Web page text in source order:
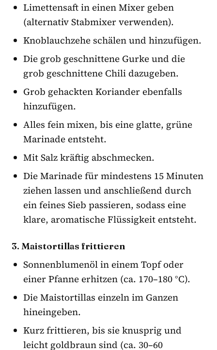
Limettensaft in einen Mixer geben
(alternativ Stabmixer verwenden).
Knoblauchzehe schälen und hinzufügen.
Die grob geschnittene Gurke und die
grob geschnittene Chili dazugeben.
Grob gehackten Koriander ebenfalls
hinzufügen.
Alles fein mixen, bis eine glatte, grüne
Marinade entsteht.
Mit Salz kräftig abschmecken.
Die Marinade für mindestens 15 Minuten
ziehen lassen und anschließend durch
ein feines Sieb passieren, sodass eine
klare, aromatische Flüssigkeit entsteht.
3. Maistortillas frittieren
Sonnenblumenöl in einem Topf oder
einer Pfanne erhitzen (ca. 170–180 °C).
Die Maistortillas einzeln im Ganzen
hineingeben.
Kurz frittieren, bis sie knusprig und
leicht goldbraun sind (ca. 30–60